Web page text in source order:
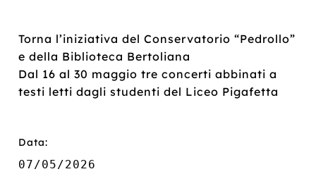
Torna l’iniziativa del Conservatorio “Pedrollo”
e della Biblioteca Bertoliana
Dal 16 al 30 maggio tre concerti abbinati a
testi letti dagli studenti del Liceo Pigafetta
Data:
07/05/2026